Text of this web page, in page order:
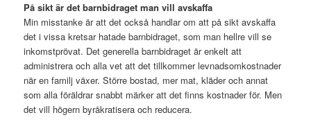
På sikt är det barnbidraget man vill avskaffa
Min misstanke är att det också handlar om att på sikt avskaffa
det i vissa kretsar hatade barnbidraget, som man hellre vill se
inkomstprövat. Det generella barnbidraget är enkelt att
administrera och alla vet att det tillkommer levnadsomkostnader
när en familj växer. Större bostad, mer mat, kläder och annat
som alla föräldrar snabbt märker att det finns kostnader för. Men
det vill högern byråkratisera och reducera.